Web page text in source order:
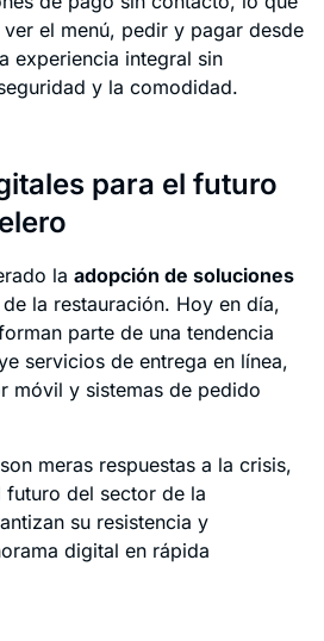
el menú, pedir y pagar desde
experiencia integral sin
y la comodidad.
para el futuro
la adopción de soluciones
la restauración. Hoy en día,
parte de una tendencia
servicios de entrega en línea,
móvil y sistemas de pedido
meras respuestas a la crisis,
futuro del sector de la
su resistencia y
digital en rápida